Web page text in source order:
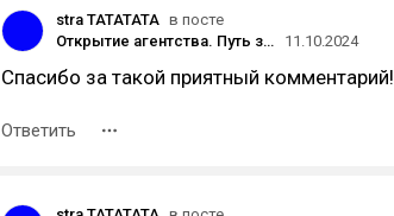
stra TATATATA в посте
Открытие агентства. Путь здорового человека Максима Юрина (Little Big Agency) и путь курильщика Марии Поспеловой (Stratata)
11.10.2024
Спасибо за такой приятный комментарий!
Ответить